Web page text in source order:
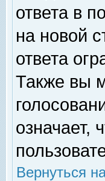
ответа в
на новой
ответа
Также вы
означает,
Вернуться